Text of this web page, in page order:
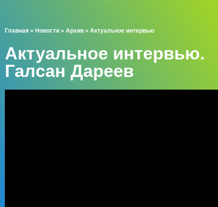
Главная » Новости » Архив » Актуальное интервью
Актуальное интервью.
Галсан Дареев